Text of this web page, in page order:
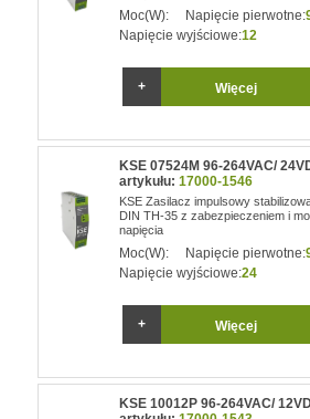
Moc(W): Napięcie pierwotne:
Napięcie wyjściowe:12
Więcej
KSE 07524M 96-264VAC/
artykułu:17000-1546
KSE Zasilacz impulsowy
DIN TH-35 z zabezpieczeniem i
napięcia
Moc(W): Napięcie pierwotne:
Napięcie wyjściowe:24
Więcej
KSE 10012P 96-264VAC/